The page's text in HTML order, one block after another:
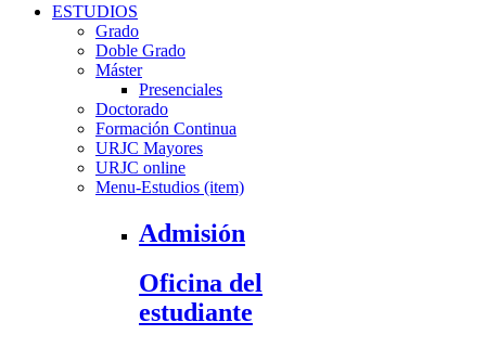
ESTUDIOS
Grado
Doble Grado
Máster
Presenciales
Doctorado
Formación Continua
URJC Mayores
URJC online
Menu-Estudios (item)
Admisión
Oficina del
estudiante